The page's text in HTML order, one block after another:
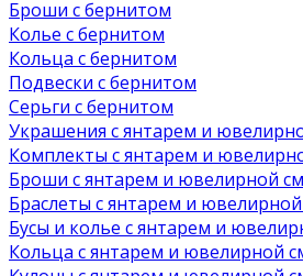
Броши с бернитом
Колье с бернитом
Кольца с бернитом
Подвески с бернитом
Серьги с бернитом
Украшения с янтарем и
Комплекты с янтарем и
Броши с янтарем и ювелирной
Браслеты с янтарем и
Бусы и колье с янтарем и
Кольца с янтарем и ювелирной